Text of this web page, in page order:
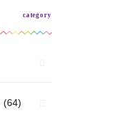
(64)